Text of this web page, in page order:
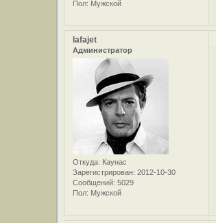
Пол: Мужской
lafajet
Администратор
Откуда: Каунас
Зарегистрирован: 2012-10-30
Сообщений: 5029
Пол: Мужской